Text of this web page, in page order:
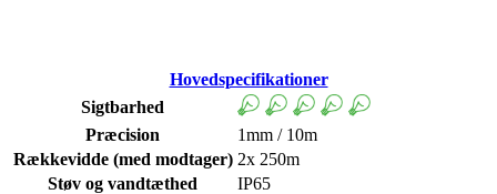
Hovedspecifikationer
Sigtbarhed
Præcision
1mm / 10m
Rækkevidde (med modtager) 2x 250m
Støv og vandtæthed
IP65